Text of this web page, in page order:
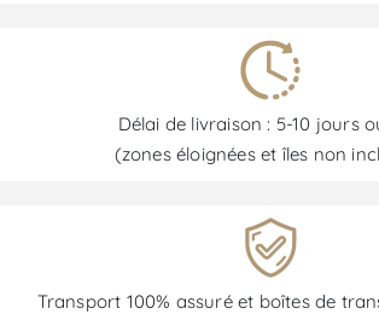
Délai de livraison : 5-10 jours
(zones éloignées et îles non
Transport 100% assuré et boîtes de